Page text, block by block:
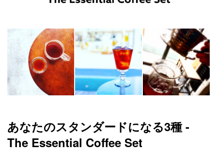
あなたのスタンダードになる3種 -
The Essential Coffee Set